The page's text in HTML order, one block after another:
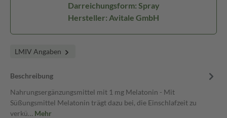
Darreichungsform: Spray
Hersteller: Avitale GmbH
LMIV Angaben
Beschreibung
Nahrungsergänzungsmittel mit 1 mg Melatonin - Mit
Süßungsmittel Melatonin trägt dazu bei, die Einschlafzeit zu
verkü… Mehr